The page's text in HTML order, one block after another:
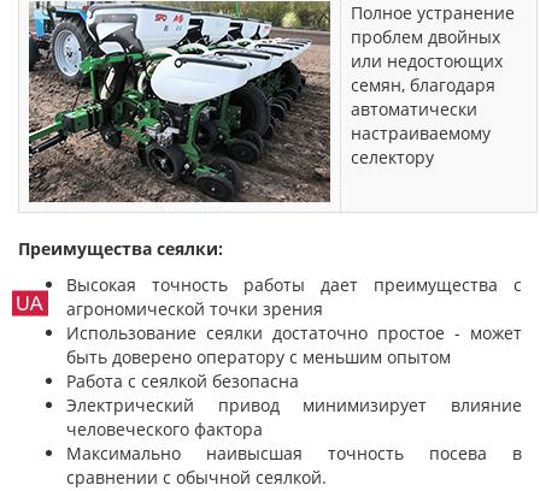
Полное устранение
проблем двойных
или недостоющих
семян, благодаря
автоматически
настраиваемому
селектору
Преимущества сеялки:
Высокая точность работы дает преимущества с
агрономической точки зрения
Использование сеялки достаточно простое - может
быть доверено оператору с меньшим опытом
Работа с сеялкой безопасна
Электрический привод минимизирует влияние
человеческого фактора
Максимально наивысшая точность посева в
сравнении с обычной сеялкой.